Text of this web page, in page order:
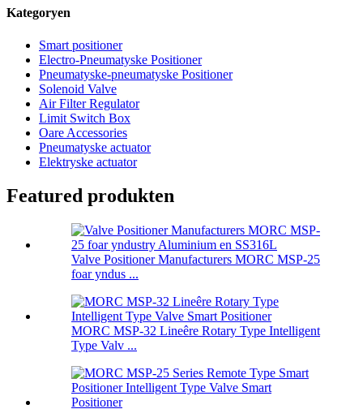
Kategoryen
Smart positioner
Electro-Pneumatyske Positioner
Pneumatyske-pneumatyske Positioner
Solenoid Valve
Air Filter Regulator
Limit Switch Box
Oare Accessories
Pneumatyske actuator
Elektryske actuator
Featured produkten
Valve Positioner Manufacturers MORC MSP-25
foar yndus ...
MORC MSP-32 Lineêre Rotary Type Intelligent
Type Valv ...